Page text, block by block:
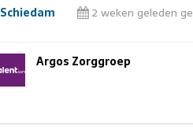
Schiedam 2 weken geleden
Argos Zorggroep